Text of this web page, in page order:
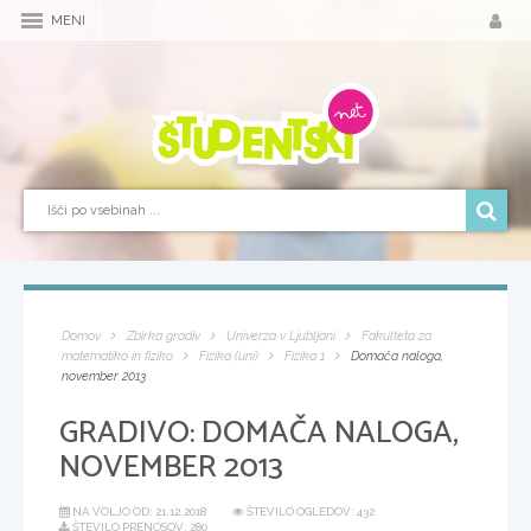
MENI
Domov Zbirka gradiv Univerza v Ljubljani
Fakulteta za
matematiko in fiziko
Fizika (uni) Fizika 1
Domača naloga,
november 2013
GRADIVO:DOMAČA NALOGA,
NOVEMBER 2013
NA VOLJO OD: 21.12.2018
ŠTEVILO OGLEDOV: 432
ŠTEVILO PRENOSOV: 280